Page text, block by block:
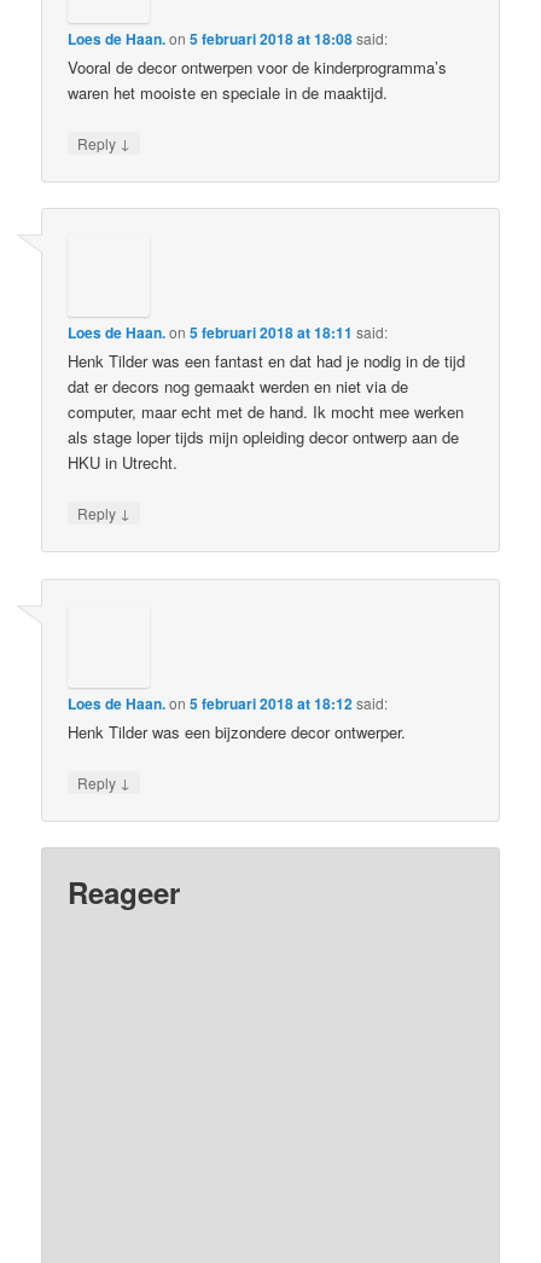
Loes de Haan.on5 februari 2018 at 18:08said:
Vooral de decor ontwerpen voor de kinderprogramma’s
waren het mooiste en speciale in de maaktijd.
Reply ↓
Loes de Haan.on5 februari 2018 at 18:11 said:
Henk Tilder was een fantast en dat had je nodig in de tijd
dat er decors nog gemaakt werden en niet via de
computer, maar echt met de hand. Ik mocht mee werken
als stage loper tijds mijn opleiding decor ontwerp aan de
HKU in Utrecht.
Reply ↓
Loes de Haan.on5 februari 2018 at 18:12said:
Henk Tilder was een bijzondere decor ontwerper.
Reply ↓
Reageer